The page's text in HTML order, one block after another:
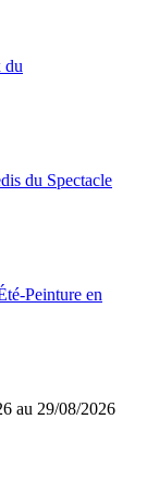
du
du Spectacle
Peinture en
au 29/08/2026